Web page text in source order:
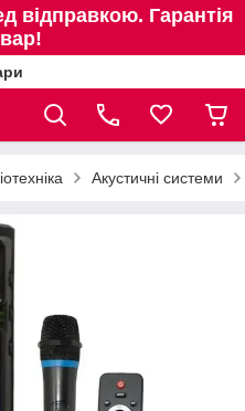
відправкою. Гарантія
Акустичні системи